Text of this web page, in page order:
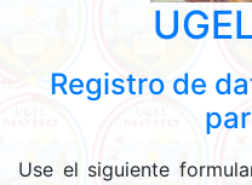
Registro de
Use el siguiente